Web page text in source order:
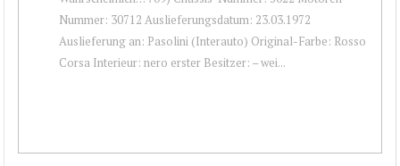
Nummer: 30712 Auslieferungsdatum: 23.03.1972
Auslieferung an: Pasolini (Interauto) Original-Farbe: Rosso
Corsa Interieur: nero erster Besitzer: – wei...